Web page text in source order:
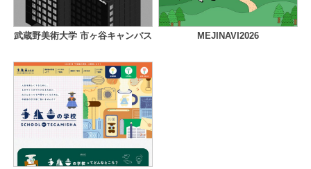
武蔵野美術大学 市ヶ谷キャンパス MEJINAVI2026